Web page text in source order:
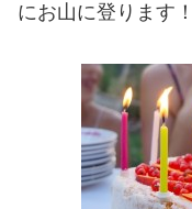
にお山に登ります！